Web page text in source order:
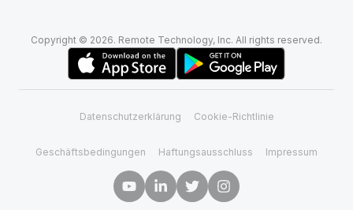
Copyright © 2026. Remote Technology, Inc. All rights reserved.
Datenschutzerklärung Cookie-Richtlinie
Geschäftsbedingungen Haftungsausschluss Impressum